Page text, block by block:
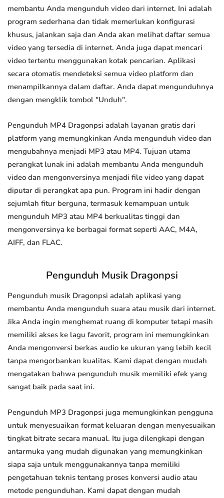
membantu Anda mengunduh video dari internet. Ini adalah
program sederhana dan tidak memerlukan konfigurasi
khusus, jalankan saja dan Anda akan melihat daftar semua
video yang tersedia di internet. Anda juga dapat mencari
video tertentu menggunakan kotak pencarian. Aplikasi
secara otomatis mendeteksi semua video platform dan
menampilkannya dalam daftar. Anda dapat mengunduhnya
dengan mengklik tombol "Unduh".
Pengunduh MP4 Dragonpsi adalah layanan gratis dari
platform yang memungkinkan Anda mengunduh video dan
mengubahnya menjadi MP3 atau MP4. Tujuan utama
perangkat lunak ini adalah membantu Anda mengunduh
video dan mengonversinya menjadi file video yang dapat
diputar di perangkat apa pun. Program ini hadir dengan
sejumlah fitur berguna, termasuk kemampuan untuk
mengunduh MP3 atau MP4 berkualitas tinggi dan
mengonversinya ke berbagai format seperti AAC, M4A,
AIFF, dan FLAC.
Pengunduh Musik Dragonpsi
Pengunduh musik Dragonpsi adalah aplikasi yang
membantu Anda mengunduh suara atau musik dari internet.
Jika Anda ingin menghemat ruang di komputer tetapi masih
memiliki akses ke lagu favorit, program ini memungkinkan
Anda mengonversi berkas audio ke ukuran yang lebih kecil
tanpa mengorbankan kualitas. Kami dapat dengan mudah
mengatakan bahwa pengunduh musik memiliki efek yang
sangat baik pada saat ini.
Pengunduh MP3 Dragonpsi juga memungkinkan pengguna
untuk menyesuaikan format keluaran dengan menyesuaikan
tingkat bitrate secara manual. Itu juga dilengkapi dengan
antarmuka yang mudah digunakan yang memungkinkan
siapa saja untuk menggunakannya tanpa memiliki
pengetahuan teknis tentang proses konversi audio atau
metode pengunduhan. Kami dapat dengan mudah